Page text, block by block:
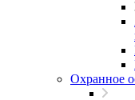
Охранное